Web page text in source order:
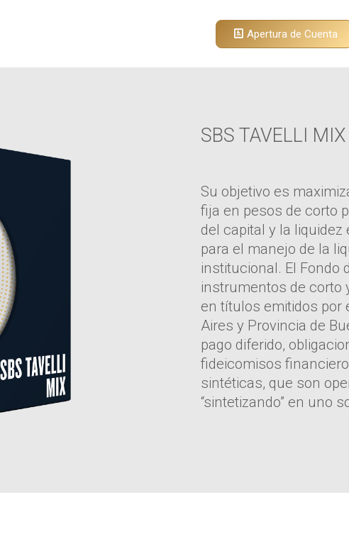
Apertura de Cuenta
SBS TAVELLI MIX
Su objetivo es
fija en pesos de corto
del capital y la
para el manejo de la
institucional. El Fondo
instrumentos de corto
en títulos emitidos por
Aires y Provincia de
pago diferido,
fideicomisos
sintéticas, que son
“sintetizando” en uno